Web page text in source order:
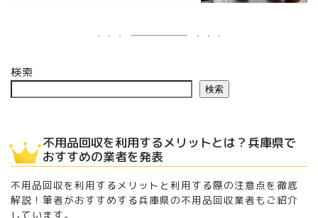
検索
検索
不用品回収を利用するメリットとは？兵庫県で
おすすめの業者を発表
不用品回収を利用するメリットと利用する際の注意点を徹底
解説！筆者がおすすめする兵庫県の不用品回収業者もご紹介
しています。